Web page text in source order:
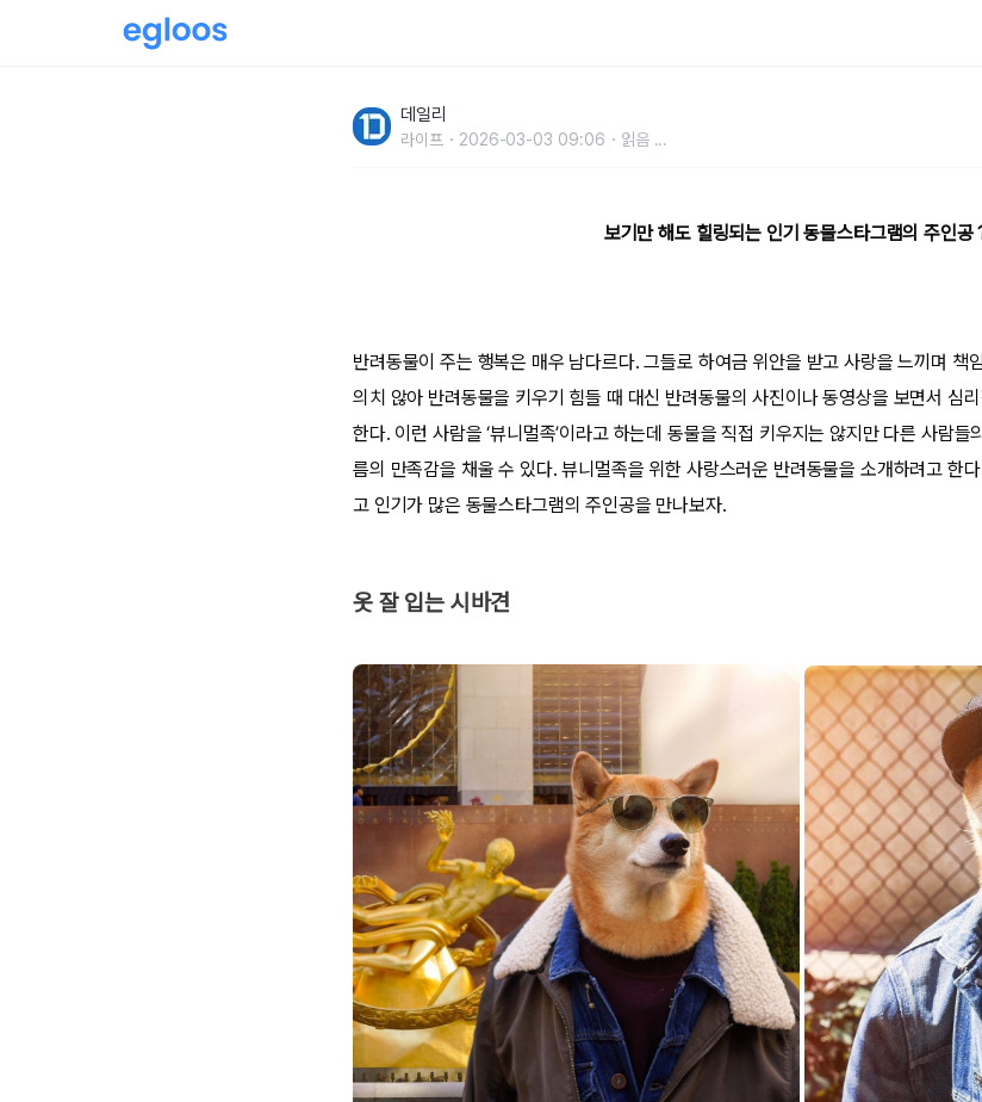
데일리
라이프 2026-03-03 09:06 읽음 ...
보기만 해도 힐링되는 인기 동물스타그램의 주인공
반려동물이 주는 행복은 매우 남다르다. 그들로 하여금 위안을 받고 사랑을 느끼며 책
의치 않아 반려동물을 키우기 힘들 때 대신 반려동물의 사진이나 동영상을 보면서 심
한다. 이런 사람을 ‘뷰니멀족’이라고 하는데 동물을 직접 키우지는 않지만 다른 사람
름의 만족감을 채울 수 있다. 뷰니멀족을 위한 사랑스러운 반려동물을 소개하려고 한
고 인기가 많은 동물스타그램의 주인공을 만나보자.
옷 잘 입는 시바견